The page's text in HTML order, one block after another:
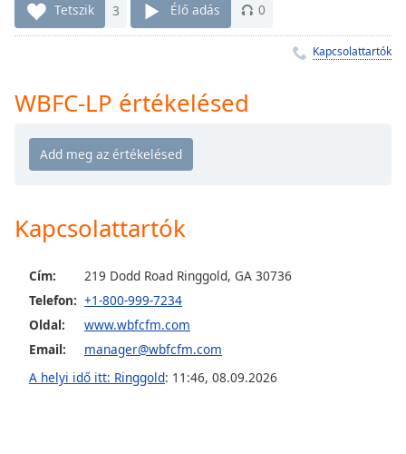
Remaining
Time-
1x
Playback
Chapters
Descriptions
descriptions
off
selected
subtitles
Tetszik 3 Élő adás 0
Kapcsolattartók
WBFC-LP értékelésed
Kapcsolattartók
Cím:
219 Dodd Road Ringgold, GA 30736
Telefon: +1-800-999-7234
Oldal:
www.wbfcfm.com
Email:
manager@wbfcfm.com
A helyi idő itt: Ringgold: 11:46, 08.09.2026